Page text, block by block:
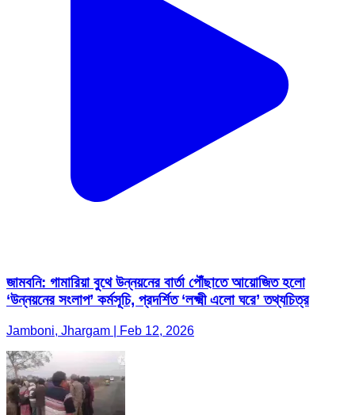
জামবনি: গামারিয়া বুথে উন্নয়নের বার্তা পৌঁছাতে আয়োজিত হলো
‘উন্নয়নের সংলাপ’ কর্মসূচি, প্রদর্শিত ‘লক্ষ্মী এলো ঘরে’ তথ্যচিত্র
Jamboni, Jhargam | Feb 12, 2026